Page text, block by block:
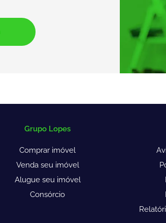
Grupo Lopes
Comprar imóvel
Venda seu imóvel
Alugue seu imóvel
Consórcio